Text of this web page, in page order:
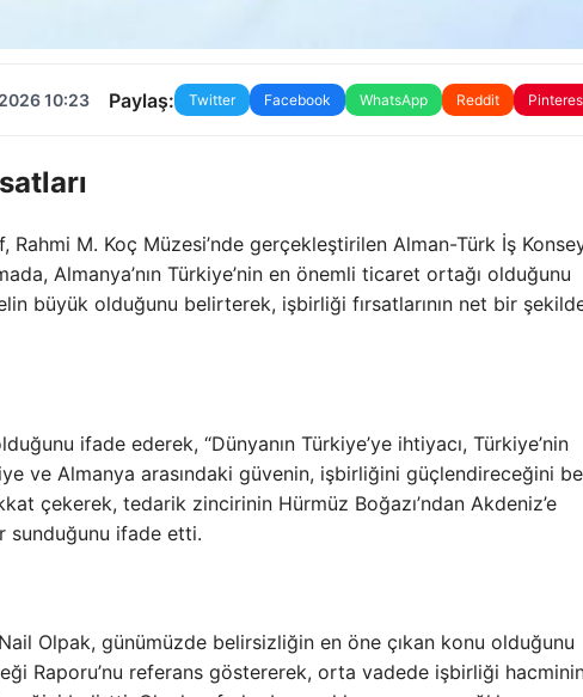
10:23 Paylaş: Twitter Facebook WhatsApp Reddit
Rahmi M. Koç Müzesi’nde gerçekleştirilen Alman-Türk İş
Almanya’nın Türkiye’nin en önemli ticaret ortağı olduğunu
büyük olduğunu belirterek, işbirliği fırsatlarının net bir
ifade ederek, “Dünyanın Türkiye’ye ihtiyacı, Türkiye’nin
ve Almanya arasındaki güvenin, işbirliğini güçlendireceğini
çekerek, tedarik zincirinin Hürmüz Boğazı’ndan Akdeniz’e
sunduğunu ifade etti.
Olpak, günümüzde belirsizliğin en öne çıkan konu olduğunu
Raporu’nu referans göstererek, orta vadede işbirliği